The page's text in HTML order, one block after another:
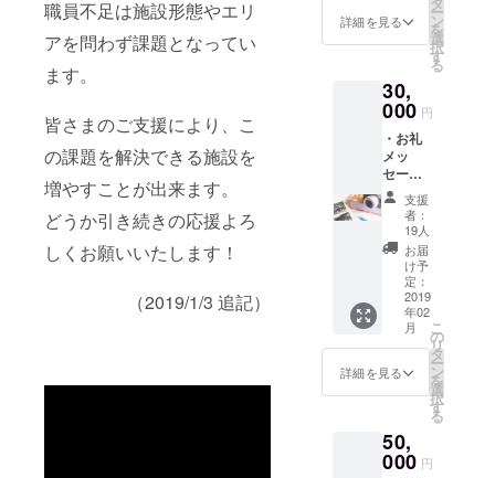
職員不足は施設形態やエリ
アを問わず課題となってい
ます。
皆さまのご支援により、こ
の課題を解決できる施設を
増やすことが出来ます。
どうか引き続きの応援よろ
しくお願いいたします！
（2019/1/3 追記）
詳細を見る ー
ン
を
選
択
す
る
30,
000 円
・お礼
メッ
セージ
動画を
お送り
しま
す。 ・
写真付
きお礼
メッ
セージ
カード
(直筆)を
お送り
しま
す。
支援
者：
19人
お届
け予
定：
2019
年02
月
詳細を見る
こ
の
リ
タ
ー
ン
を
選
択
す
る
50,
000 円